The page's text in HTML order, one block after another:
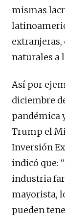
mismas
extranjeras,
naturales a
Así por
diciembre
pandémica
Trump el
Inversión
indicó que:
industria
mayorista,
pueden